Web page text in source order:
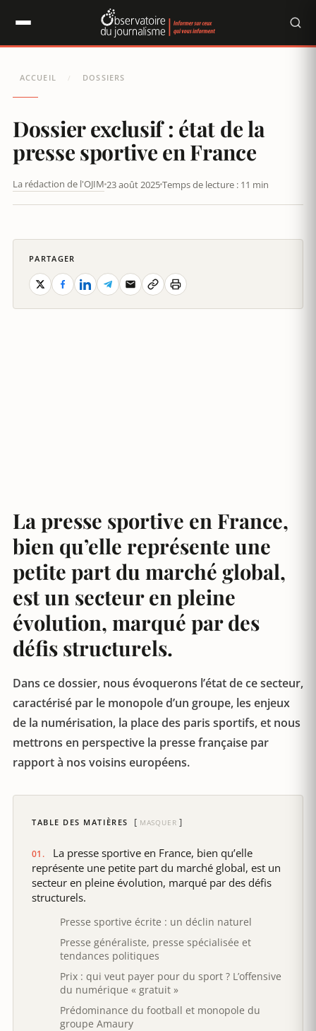
ACCUEIL / DOSSIERS
Dossier exclusif : état de la
presse sportive en France
La rédaction de l'OJIM 23 août 2025Temps de lecture : 11 min
LA PRESSE SPORTIVE EN FRANCE, BIEN QU’ELLE REPRÉSENTE
La presse sportive en France,
bien qu’elle représente une
petite part du marché global,
est un secteur en pleine
évolution, marqué par des
défis structurels.
Dans ce dossier, nous évoquerons l’état de ce secteur,
caractérisé par le monopole d’un groupe, les enjeux
de la numérisation, la place des paris sportifs, et nous
mettrons en perspective la presse française par
rapport à nos voisins européens.
TABLE DES MATIÈRES MASQUER
La presse sportive en France, bien qu’elle
représente une petite part du marché global, est un
secteur en pleine évolution, marqué par des défis
structurels.
Presse sportive écrite : un déclin naturel
Presse généraliste, presse spécialisée et
tendances politiques
Prix : qui veut payer pour du sport ? L’offensive
du numérique « gratuit »
Prédominance du football et monopole du
groupe Amaury
PARTAGER
Panneau de gestion des cookies